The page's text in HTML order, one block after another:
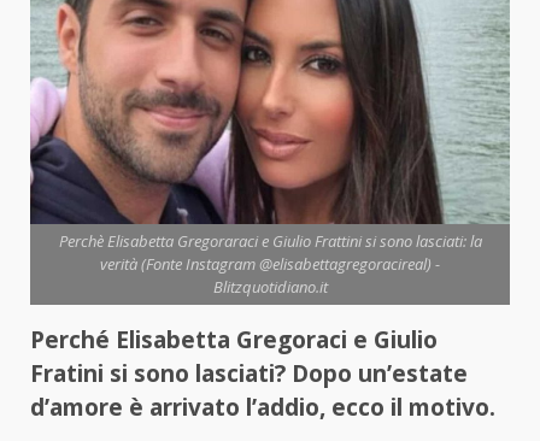
Perchè Elisabetta Gregoraraci e Giulio Frattini si sono lasciati: la
verità (Fonte Instagram @elisabettagregoracireal) -
Blitzquotidiano.it
Perché Elisabetta Gregoraci e Giulio
Fratini si sono lasciati? Dopo un’estate
d’amore è arrivato l’addio, ecco il motivo.